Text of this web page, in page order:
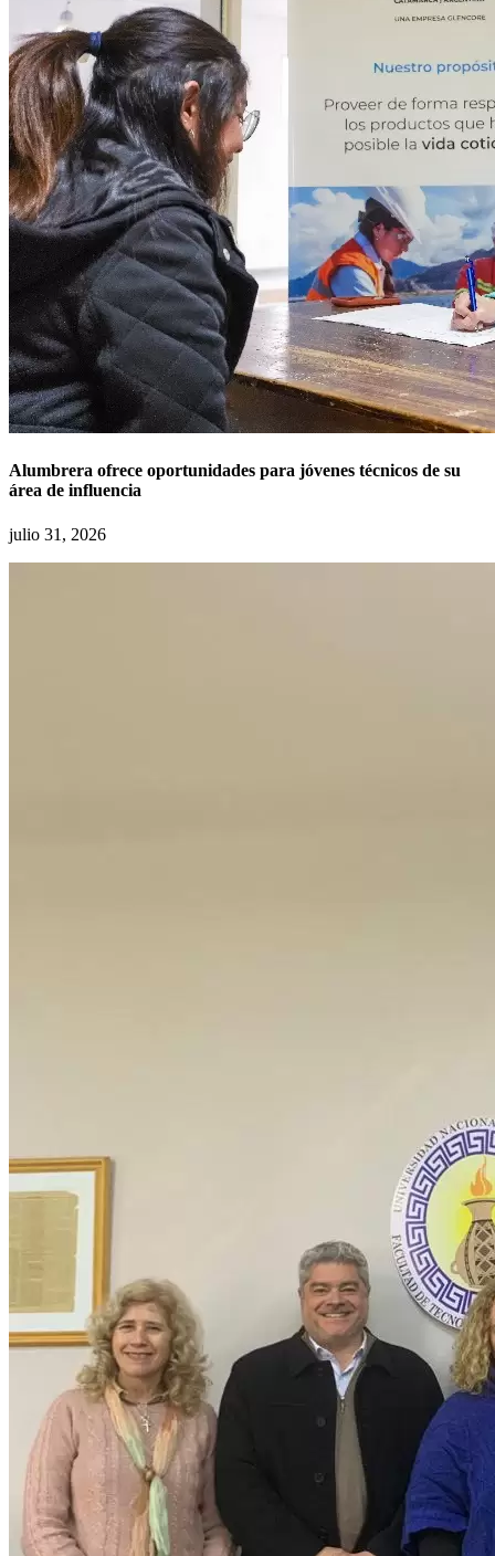
Alumbrera ofrece oportunidades para jóvenes técnicos de su
área de influencia
julio 31, 2026